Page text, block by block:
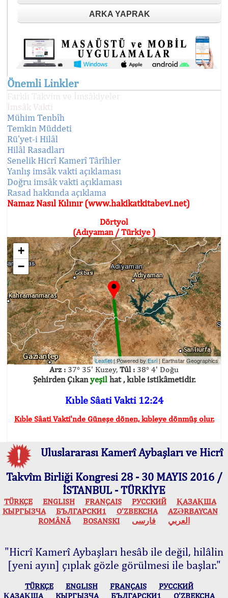
ARKA YAPRAK
Önemli Linkler
Farklı Takvim ve İmsâkiyeler
İmsâk Vakti
Mühim Tenbîh
Temkin Müddeti
Rü'yet-i Hilâl
Hilâl Rasadları
Senelik Hicrî Kamerî Târîhler
Yanlış imsâk vakti açıklaması
Doğru imsâk vakti açıklaması
Rasad hakkında açıklama
Namaz Nasıl Kılınır (www.hakikatkitabevi.net)
Dörtyol
(Adıyaman / Türkiye )
+
−
Leaflet| Powered byEsri | Earthstar Geographics
Arz : 37° 35' Kuzey, Tûl : 38° 4' Doğu
Şehirden Çıkanyeşilhat , kıble istikâmetidir.
Kıble Sâati Vakti 12:24
Kıble Sâati Vakti'nde Güneşe dönen, kıbleye dönmüş olur.
Uluslararası Kamerî Aybaşları ve Hicrî
Takvîm Birliği Kongresi 28 - 30 MAYIS 2016 /
İSTANBUL - TÜRKİYE
TÜRKÇE ENGLISH FRANÇAIS РУССКИЙ
ҚАЗАҚША
КЫPГЫЗЧA
БЪЛГАРСКИ1 O’ZBEKCHA
AZӘRBAYCAN
ROMÂNĂ
BOSANSKI العربي فارسی
"Hicrî Kamerî Aybaşları hesâb ile değil, hilâlin
[yeni ayın] çıplak gözle görülmesi ile başlar."
TÜRKÇE ENGLISH FRANÇAIS
РУССКИЙ
ҚАЗАҚША
КЫPГЫЗЧA БЪЛГАРСКИ1 O’ZBEKCHA